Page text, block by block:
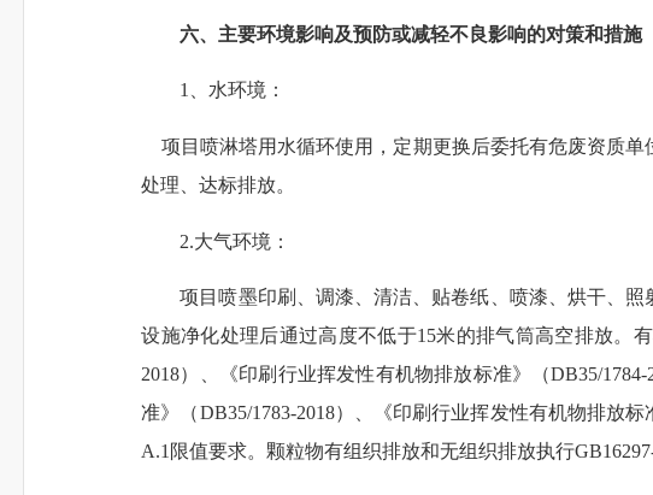
六、主要环境影响及预防或减轻不良影响的对策和措施
1、水环境：
项目喷淋塔用水循环使用，定期更换后委托有危废资质
处理、达标排放。
2.大气环境：
项目喷墨印刷、调漆、清洁、贴卷纸、喷漆、烘干、
设施净化处理后通过高度不低于15米的排气筒高空排放。
2018）、《印刷行业挥发性有机物排放标准》（DB35/
准》（DB35/1783-2018）、《印刷行业挥发性有机物排放标
A.1限值要求。颗粒物有组织排放和无组织排放执行